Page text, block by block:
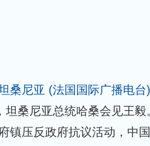
桑尼亚 (法国国际广播电台)
坦桑尼亚总统哈桑会见王
镇压反政府抗议活动，中